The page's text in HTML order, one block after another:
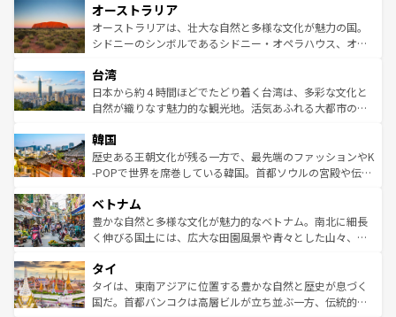
部のニューオーリンズでは、音楽と美食が融合した独特の
文化が魅力。旅行者はアメリカの各地域で異なる魅力を楽
しみながら、その多様性と豊かな歴史を感じることができ
ならではの贅沢な旅のスタイルだ。 なお、新着のアメリカ
情報はコンテンツ一覧を参照してほしい。
ワイ島は見逃せない。また、定番の観光地といえばオアフ
島だが、静かな自然を求めるならマウイ島やカウアイ島が
おすすめ。エメラルドグリーンに輝く海をはじめ、豊かな
れるおもてなしの心で訪れる人々を迎えてくれるハワイの
人々、おいしいローカルフードやハワイアンミュージッ
ク、伝統的なフラダンスなど、すべてがハワイの魅力を彩
ワイを、存分に味わってほしい。 なお、新着のハワイ情報
はコンテンツ一覧を参照してほしい。
オーストラリア
オーストラリアは、壮大な自然と多様な文化が魅力の国。
シドニーのシンボルであるシドニー・オペラハウス、オー
リアリーフや大陸中央部にそびえるウルル（エアーズロッ
ク）、タスマニアの美しい原生林やケアンズの熱帯雨林な
ど、見どころがたくさん。また、カフェやワイン、オージ
いる。アクティビティも充実しており、サーフィンやダイ
ビング、ハイキングなど、アウトドア好きにはたまらな
い。オーストラリアの多彩な魅力を存分に味わいつくそ
参照してほしい。
台湾
日本から約４時間ほどでたどり着く台湾は、多彩な文化と
自然が織りなす魅力的な観光地。活気あふれる大都市の台
ン）、静ひつな山岳地帯である台湾東部など、都市の喧騒
と山間の静けさが共存しており、訪れる人に新しい発見と
驚きをもたらしてくれる。また、奥深い台湾の食文化も魅
容にもいいと評判のスイーツなど、バラエティ豊かな料理
が味わえる。 なお、新着の台湾情報は コンテンツ一覧を参
照してほしい。
韓国
歴史ある王朝文化が残る一方で、最先端のファッションやK
-POPで世界を席巻している韓国。首都ソウルの宮殿や伝統
き、地方に足を延ばせば四季折々の自然美を楽しむことが
できる。そして、キムチや焼肉、絶品のストリートフード
まで、さまざまな韓国料理が待っている。夜には、韓国な
リティに包まれながら、韓国の多彩な魅力を心ゆくまで味
わってみてほしい。 なお、新着の韓国情報はコンテンツ一
覧を参照してほしい。
ベトナム
豊かな自然と多様な文化が魅力的なベトナム。南北に細長
く伸びる国土には、広大な田園風景や青々とした山々、世
急速な発展と共に伝統が息づく。ハノイの古い町並みやホ
ーチミン市のフランス統治時代の建物も、独特の雰囲気を
醸し出している。また、バラエティの豊かさとおいしさで
タイ
タイは、東南アジアに位置する豊かな自然と歴史が息づく
国だ。首都バンコクは高層ビルが立ち並ぶ一方、伝統的な